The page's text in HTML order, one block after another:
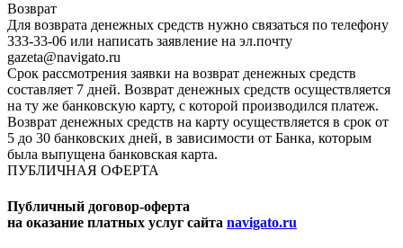
Возврат
Для возврата денежных средств нужно связаться по телефону
333-33-06 или написать заявление на эл.почту
gazeta@navigato.ru
Срок рассмотрения заявки на возврат денежных средств
составляет 7 дней. Возврат денежных средств осуществляется
на ту же банковскую карту, с которой производился платеж.
Возврат денежных средств на карту осуществляется в срок от
5 до 30 банковских дней, в зависимости от Банка, которым
была выпущена банковская карта.
ПУБЛИЧНАЯ ОФЕРТА
Публичный договор-оферта
на оказание платных услуг сайта navigato.ru